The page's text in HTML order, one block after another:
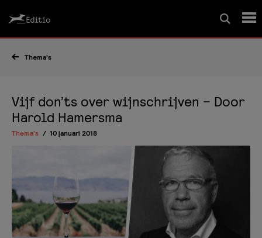
Magazine
Editio Producties
Thema's
Vijf don’ts over wijnschrijven – Door
Harold Hamersma
Thema's 10 januari 2018